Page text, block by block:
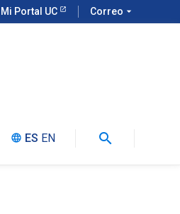
Mi Portal UC Correo arrow_drop_down
language ES EN search